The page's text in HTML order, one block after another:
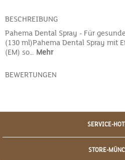
BESCHREIBUNG
Pahema Dental Spray - Für
(130 ml)Pahema Dental Spray mit
(EM) so… Mehr
BEWERTUNGEN
SERVICE-
STORE-